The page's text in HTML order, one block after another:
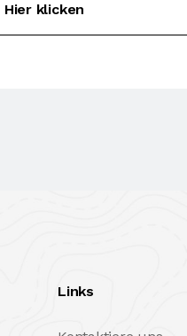
Hier klicken
Links